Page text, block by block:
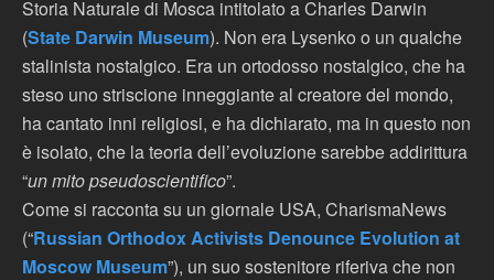
Storia Naturale di Mosca intitolato a Charles Darwin
(State Darwin Museum). Non era Lysenko o un qualche
stalinista nostalgico. Era un ortodosso nostalgico, che ha
steso uno striscione inneggiante al creatore del mondo,
ha cantato inni religiosi, e ha dichiarato, ma in questo non
è isolato, che la teoria dell’evoluzione sarebbe addirittura
“un mito pseudoscientifico”.
Come si racconta su un giornale USA, CharismaNews
(“Russian Orthodox Activists Denounce Evolution at
Moscow Museum”), un suo sostenitore riferiva che non